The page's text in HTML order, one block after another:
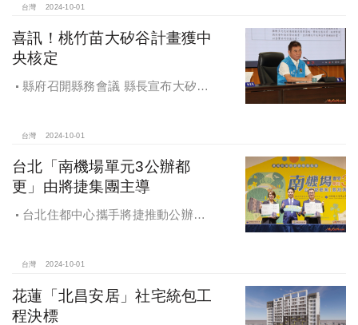
台灣 2024-10-01
喜訊！桃竹苗大矽谷計畫獲中
央核定
縣府召開縣務會議 縣長宣布大矽谷
台灣 2024-10-01
台北「南機場單元3公辦都
更」由將捷集團主導
台北住都中心攜手將捷推動公辦都
台灣 2024-10-01
花蓮「北昌安居」社宅統包工
程決標